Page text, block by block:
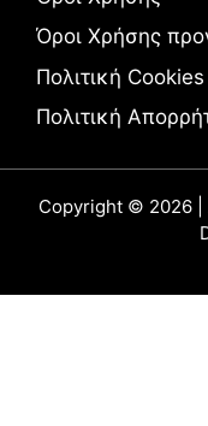
Όροι Χρήσης
Πολιτική Cookies
Πολιτική
Copyright © 2026 |